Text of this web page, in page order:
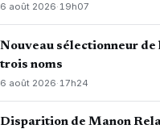
6 août 2026·19h07
Nouveau sélectionneur de
trois noms
6 août 2026· 17h24
Disparition de Manon